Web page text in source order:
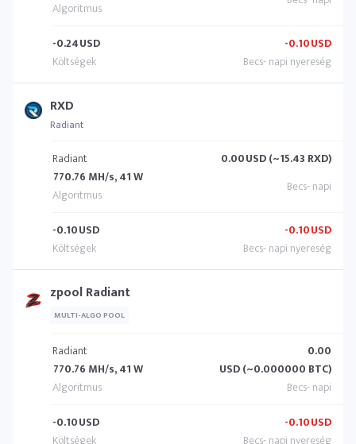
-0.24USD -0.10USD
RXD
Radiant
Radiant
770.76 MH/s, 41 W
0.00USD (~15.43 RXD)
-0.10USD -0.10USD
zpool Radiant
MULTI-ALGO POOL
Radiant
770.76 MH/s, 41 W
0.00
USD (~0.000000 BTC)
-0.10USD -0.10USD